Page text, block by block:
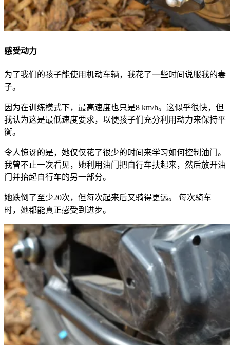
感受动力
为了我们的孩子能使用机动车辆，我花了一些时间说服我的妻
子。
因为在训练模式下，最高速度也只是8 km/h。这似乎很快，但
我认为这是最低速度要求，以便孩子们充分利用动力来保持平
衡。
令人惊讶的是，她仅仅花了很少的时间来学习如何控制油门。
我曾不止一次看见，她利用油门把自行车扶起来，然后放开油
门并抬起自行车的另一部分。
她跌倒了至少20次，但每次起来后又骑得更远。 每次骑车
时，她都能真正感受到进步。